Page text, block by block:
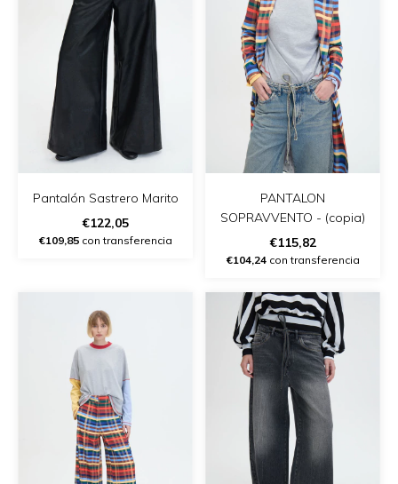
Pantalón Sastrero Marito
€122,05
€109,85con transferencia
PANTALON
SOPRAVVENTO - (copia)
€115,82
€104,24con transferencia